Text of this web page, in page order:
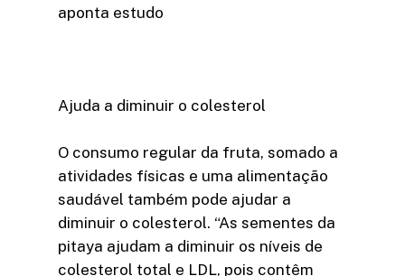
aponta estudo
Ajuda a diminuir o colesterol
O consumo regular da fruta, somado a
atividades físicas e uma alimentação
saudável também pode ajudar a
diminuir o colesterol. “As sementes da
pitaya ajudam a diminuir os níveis de
colesterol total e LDL, pois contêm